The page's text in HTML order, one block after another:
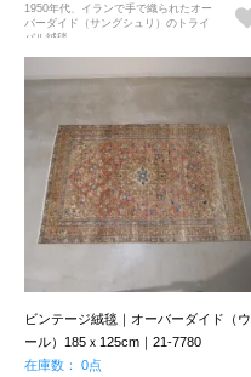
1950年代、イランで手で織られたオー
バーダイド（サングシュリ）のトライ
バル絨毯。
ビンテージ絨毯｜オーバーダイド（ウ
ール）185ｘ125cm｜21-7780
在庫数： 0点